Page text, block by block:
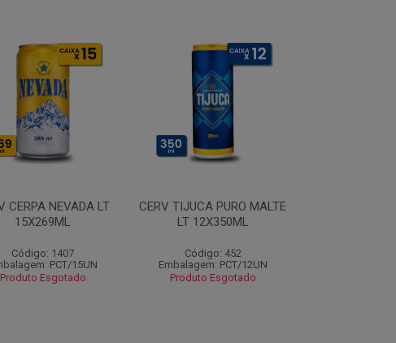
CERPA NEVADA LT
15X269ML
Código: 1407
PCT/15UN
Produto Esgotado
CERV TIJUCA PURO MALTE
LT 12X350ML
Código: 452
Embalagem: PCT/12UN
Produto Esgotado